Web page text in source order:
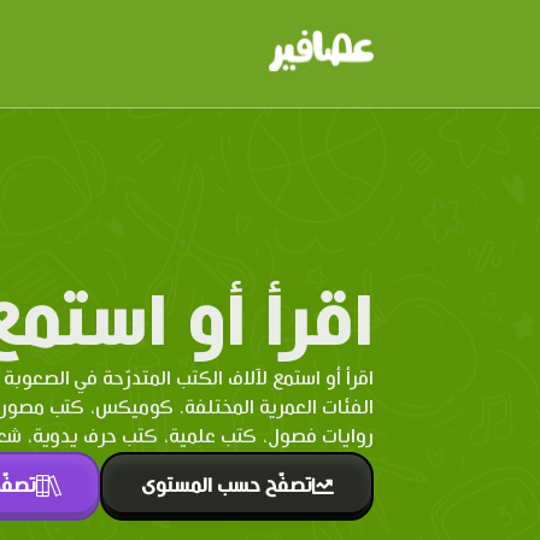
اقرأ أو
اقرأ أو استمع لآلاف الكتب المتدرّحة في
الفئات العمرية المختلفة. كوميكس، كتب
روايات فصول، كتب علمية، كتب حرف يدوية،
تصفّح حسب المستوى